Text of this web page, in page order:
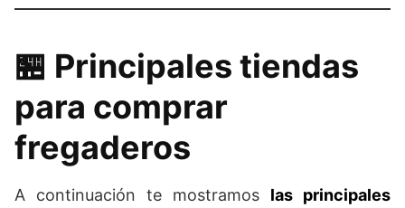
🏪​ Principales tiendas
para comprar
fregaderos
A continuación te mostramos las principales